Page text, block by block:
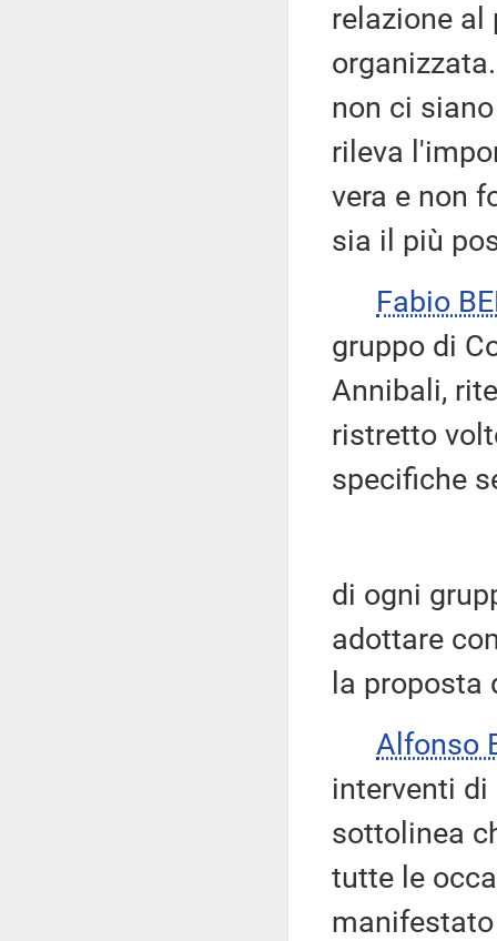
relazione
non ci
rileva
vera e non
sia il più
Fabio
gruppo di
Annibali,
ristretto
specifiche
di ogni
adottare
la proposta
Alfonso
interventi
sottolinea
tutte le